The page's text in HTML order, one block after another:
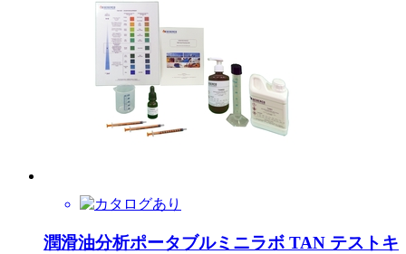
潤滑油分析ポータブルミニラボ TAN テストキ